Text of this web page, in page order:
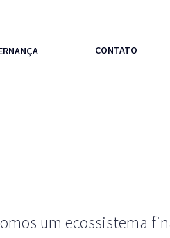
CONTATO
um ecossistema